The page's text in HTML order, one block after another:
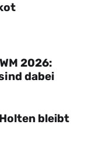
2026:
dabei
bleibt